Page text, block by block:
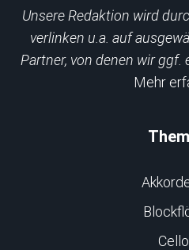
Unsere Redaktion wird
verlinken u.a. auf
Partner, von denen wir ggf.
Mehr